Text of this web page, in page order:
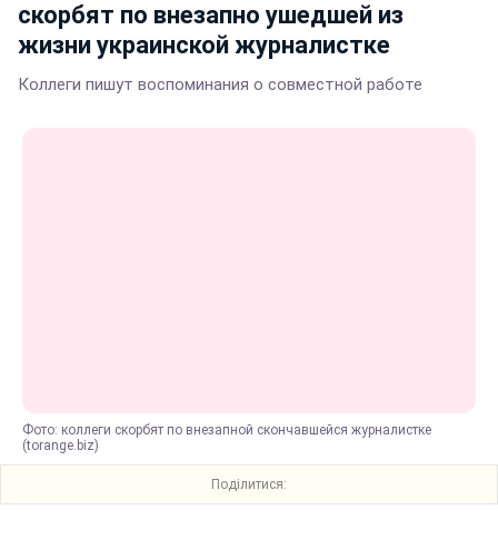
скорбят по внезапно ушедшей из
жизни украинской журналистке
Коллеги пишут воспоминания о совместной работе
Фото: коллеги скорбят по внезапной скончавшейся журналистке
(torange.biz)
Поділитися: